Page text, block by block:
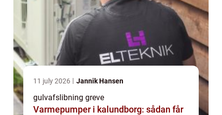
11 july 2026 Jannik Hansen
gulvafslibning greve
Varmepumper i kalundborg: sådan får